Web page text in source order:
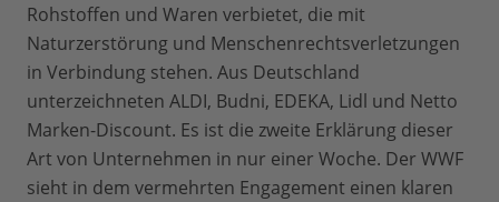
Rohstoffen und Waren verbietet, die mit
Naturzerstörung und Menschenrechtsverletzungen
in Verbindung stehen. Aus Deutschland
unterzeichneten ALDI, Budni, EDEKA, Lidl und Netto
Marken-Discount. Es ist die zweite Erklärung dieser
Art von Unternehmen in nur einer Woche. Der WWF
sieht in dem vermehrten Engagement einen klaren